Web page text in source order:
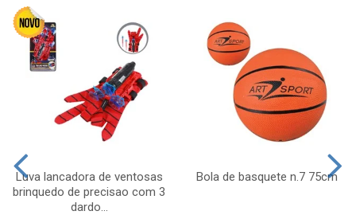
Luva lancadora de ventosas
brinquedo de precisao com 3
dardo...
Bola de basquete n.7 75cm